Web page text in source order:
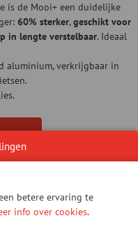
is de Mooi+ een duidelijke
60% sterker,geschikt voor
in lengte verstelbaar. Ideaal
aluminium, verkrijgbaar in
om deze content
betere ervaring te
info over cookies.